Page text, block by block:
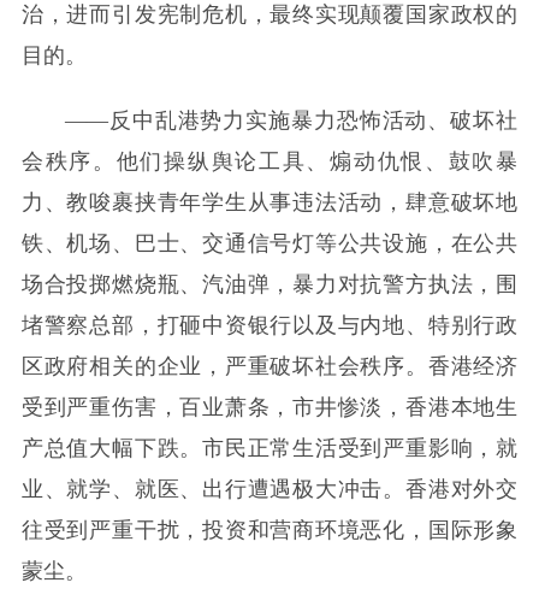
治，进而引发宪制危机，最终实现颠覆国家政权的
目的。
——反中乱港势力实施暴力恐怖活动、破坏社
会秩序。他们操纵舆论工具、煽动仇恨、鼓吹暴
力、教唆裹挟青年学生从事违法活动，肆意破坏地
铁、机场、巴士、交通信号灯等公共设施，在公共
场合投掷燃烧瓶、汽油弹，暴力对抗警方执法，围
堵警察总部，打砸中资银行以及与内地、特别行政
区政府相关的企业，严重破坏社会秩序。香港经济
受到严重伤害，百业萧条，市井惨淡，香港本地生
产总值大幅下跌。市民正常生活受到严重影响，就
业、就学、就医、出行遭遇极大冲击。香港对外交
往受到严重干扰，投资和营商环境恶化，国际形象
蒙尘。